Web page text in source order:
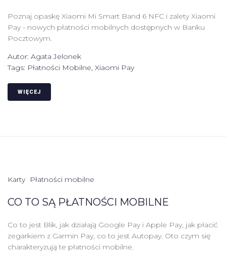
Poznaj opaskę Xiaomi Mi Smart Band 6 NFC i zalety Xiaomi
Pay - nowych płatności mobilnych dostępnych w Banku
Pocztowym.
Autor: Agata Jelonek
Tags: Płatności Mobilne, Xiaomi Pay
WIĘCEJ
Karty Płatności mobilne
CO TO SĄ PŁATNOŚCI MOBILNE
Co to jest Blik, jak działają Google Pay i Apple Pay, jak płacić
zegarkiem z Garmin Pay, co to jest Autopay. Oto czym się
charakteryzują te płatności mobilne.